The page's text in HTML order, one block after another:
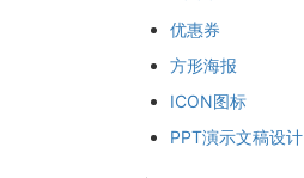
优惠券
方形海报
ICON图标
PPT演示文稿设计